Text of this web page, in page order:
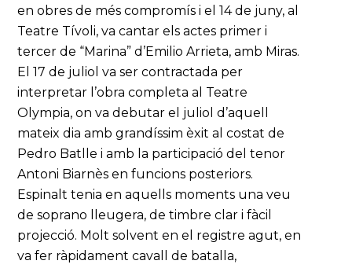
en obres de més compromís i el 14 de juny, al
Teatre Tívoli, va cantar els actes primer i
tercer de “Marina” d’Emilio Arrieta, amb Miras.
El 17 de juliol va ser contractada per
interpretar l’obra completa al Teatre
Olympia, on va debutar el juliol d’aquell
mateix dia amb grandíssim èxit al costat de
Pedro Batlle i amb la participació del tenor
Antoni Biarnès en funcions posteriors.
Espinalt tenia en aquells moments una veu
de soprano lleugera, de timbre clar i fàcil
projecció. Molt solvent en el registre agut, en
va fer ràpidament cavall de batalla,